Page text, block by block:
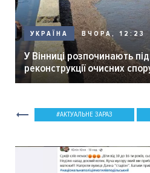
УКРАЇНА ВЧОРА, 12:23
У Вінниці розпочинають
реконструкції очисних
мер Вінниці.
АКТУАЛЬНЕ ЗАРАЗ